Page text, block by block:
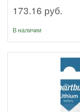
173.16 руб.
В наличии